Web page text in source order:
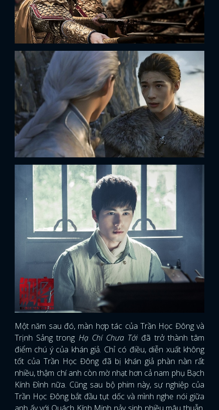
Một năm sau đó, màn hợp tác của Trần Học Đông và
Trịnh Sảng trong Hạ Chí Chưa Tới đã trở thành tâm
điểm chú ý của khán giả. Chỉ có điều, diễn xuất không
tốt của Trần Học Đông đã bị khán giả phàn nàn rất
nhiều, thậm chí anh còn mờ nhạt hơn cả nam phụ Bạch
Kính Đình nữa. Cũng sau bộ phim này, sự nghiệp của
Trần Học Đông bắt đầu tụt dốc và mình nghe nói giữa